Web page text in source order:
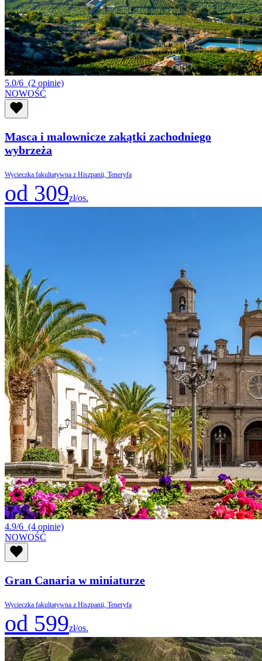
5.0/6 (2 opinie)
NOWOŚĆ
Masca i malownicze zakątki zachodniego
wybrzeża
Wycieczka fakultatywna z Hiszpanii, Teneryfa
od 309zł/os.
4.9/6 (4 opinie)
NOWOŚĆ
Gran Canaria w miniaturze
Wycieczka fakultatywna z Hiszpanii, Teneryfa
od 599zł/os.